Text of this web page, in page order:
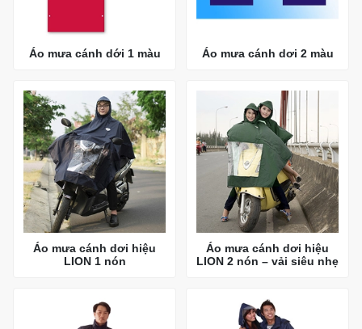
Áo mưa cánh dới 1 màu Áo mưa cánh dơi 2 màu
Áo mưa cánh dơi hiệu
LION 1 nón
Áo mưa cánh dơi hiệu
LION 2 nón – vải siêu nhẹ